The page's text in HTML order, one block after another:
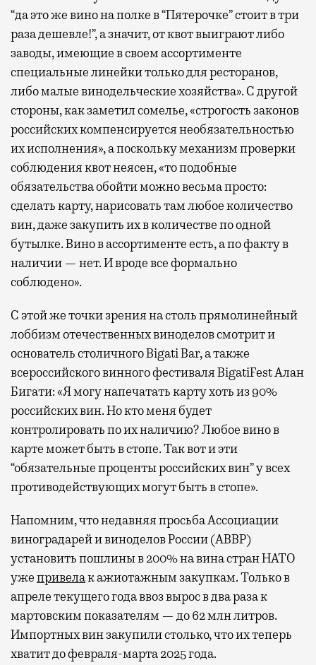
“да это же вино на полке в “Пятерочке” стоит в три
раза дешевле!”, а значит, от квот выиграют либо
заводы, имеющие в своем ассортименте
специальные линейки только для ресторанов,
либо малые винодельческие хозяйства». С другой
стороны, как заметил сомелье, «строгость законов
российских компенсируется необязательностью
их исполнения», а поскольку механизм проверки
соблюдения квот неясен, «то подобные
обязательства обойти можно весьма просто:
сделать карту, нарисовать там любое количество
вин, даже закупить их в количестве по одной
бутылке. Вино в ассортименте есть, а по факту в
наличии — нет. И вроде все формально
соблюдено».
С этой же точки зрения на столь прямолинейный
лоббизм отечественных виноделов смотрит и
основатель столичного Bigati Bar, а также
всероссийского винного фестиваля BigatiFest Алан
Бигати: «Я могу напечатать карту хоть из 90%
российских вин. Но кто меня будет
контролировать по их наличию? Любое вино в
карте может быть в стопе. Так вот и эти
“обязательные проценты российских вин” у всех
противодействующих могут быть в стопе».
Напомним, что недавняя просьба Ассоциации
виноградарей и виноделов России (АВВР)
установить пошлины в 200% на вина стран НАТО
ужепривелак ажиотажным закупкам. Только в
апреле текущего года ввоз вырос в два раза к
мартовским показателям — до 62 млн литров.
Импортных вин закупили столько, что их теперь
хватит до февраля-марта 2025 года.